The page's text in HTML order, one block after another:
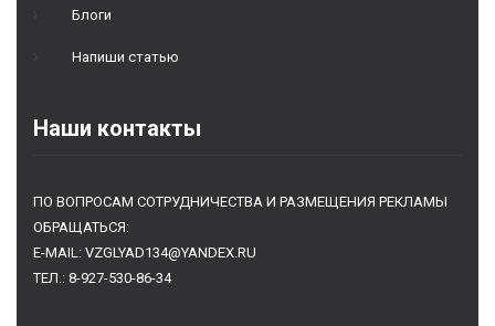
Блоги
Напиши статью
Наши контакты
ПО ВОПРОСАМ СОТРУДНИЧЕСТВА И РАЗМЕЩЕНИЯ РЕКЛАМЫ
ОБРАЩАТЬСЯ:
E-MAIL: VZGLYAD134@YANDEX.RU
ТЕЛ.: 8-927-530-86-34